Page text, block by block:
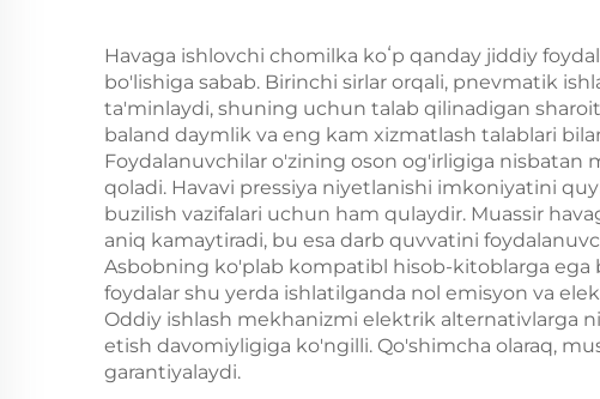
Havaga ishlovchi chomilka koʻp qanday jiddiy
bo'lishiga sabab. Birinchi sirlar orqali, pnevmatik
ta'minlaydi, shuning uchun talab qilinadigan
baland daymlik va eng kam xizmatlash talablari
Foydalanuvchilar o'zining oson og'irligiga nisbatan
qoladi. Havavi pressiya niyetlanishi imkoniyatini
buzilish vazifalari uchun ham qulaydir. Muassir
aniq kamaytiradi, bu esa darb quvvatini
Asbobning ko'plab kompatibl hisob-kitoblarga ega
foydalar shu yerda ishlatilganda nol emisyon va
Oddiy ishlash mekhanizmi elektrik alternativlarga
etish davomiyligiga ko'ngilli. Qo'shimcha olaraq,
garantiyalaydi.